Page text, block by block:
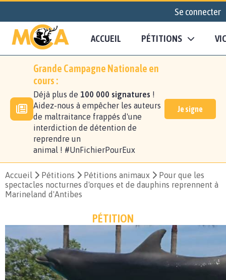
Se connecter
ACCUEIL PÉTITIONS
Grande Campagne Nationale en
cours :
Déjà plus de 100 000 signatures !
Aidez-nous à empêcher les auteurs
de maltraitance frappés d'une
interdiction de détention de
reprendre un
animal ! #UnFichierPourEux
Je signe
Accueil Pétitions Pétitions animaux
Pour que les
spectacles nocturnes d'orques et de dauphins reprennent à
Marineland d'Antibes
PÉTITION